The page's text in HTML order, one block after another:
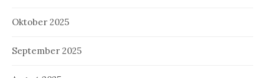
Oktober 2025
September 2025